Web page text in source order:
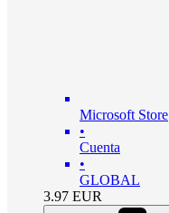
Microsoft Store
•
Cuenta
•
GLOBAL
3.97 EUR